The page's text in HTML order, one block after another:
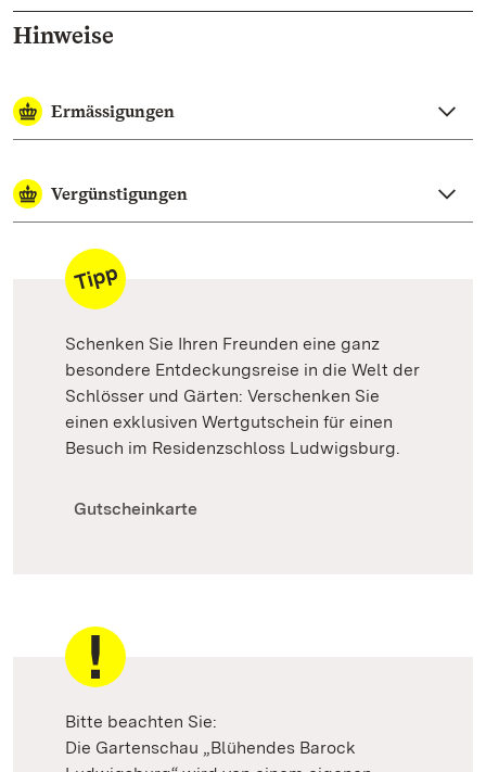
Hinweise
Ermässigungen
Vergünstigungen
Schenken Sie Ihren Freunden eine ganz
besondere Entdeckungsreise in die Welt der
Schlösser und Gärten: Verschenken Sie
einen exklusiven Wertgutschein für einen
Besuch im Residenzschloss Ludwigsburg.
Gutscheinkarte
Bitte beachten Sie:
Die Gartenschau „Blühendes Barock